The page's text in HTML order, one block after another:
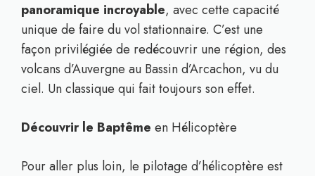
panoramique incroyable, avec cette capacité
unique de faire du vol stationnaire. C’est une
façon privilégiée de redécouvrir une région, des
volcans d’Auvergne au Bassin d’Arcachon, vu du
ciel. Un classique qui fait toujours son effet.
Découvrir le Baptême en Hélicoptère
Pour aller plus loin, le pilotage d’hélicoptère est